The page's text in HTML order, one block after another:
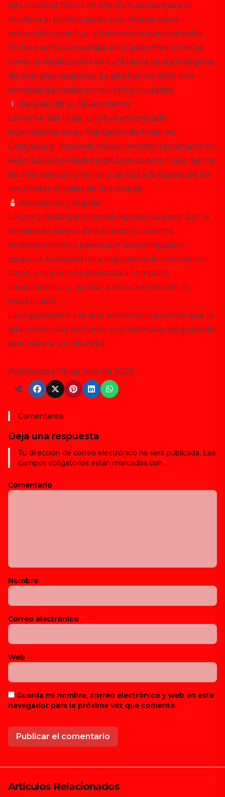
gira nacional Devils on the Run, presentaba la
muñeca al público junto con charlas sobre
protección espiritual y fenómenos paranormales.
En los eventos enseñaba a los asistentes técnicas
como la visualización de luz blanca para protegerse
de energías negativas. La gira fue un éxito con
entradas agotadas en múltiples ciudades.
Detalles de su fallecimiento
La noche del 13 de julio fue encontrado
inconsciente en su habitación de hotel en
Gettysburg. Personal médico intentó reanimarlo sin
éxito. Las autoridades indicaron que no hubo signos
de intervención criminal y se está a la espera de los
resultados oficiales de la autopsia.
Reacciones y legado
La comunidad paranormal expresó su pesar por la
pérdida de Rivera, destacando su carisma,
profesionalismo y pasión por la investigación
psíquica. Compañeros y seguidores lo recordaron
como una persona dedicada a compartir
conocimientos y ayudar a otros a entender lo
inexplicable.
La organización a la que pertenecía anunció que la
gira continuará en honor a su memoria, asegurando
que esa era su voluntad.
Publicado el 16 de julio de 2025
Comentarios
Deja una respuesta
Tu dirección de correo electrónico no será publicada. Los
campos obligatorios están marcados con *
Comentario *
Nombre *
Correo electrónico *
Web
Guarda mi nombre, correo electrónico y web en este
navegador para la próxima vez que comente.
Artículos Relacionados